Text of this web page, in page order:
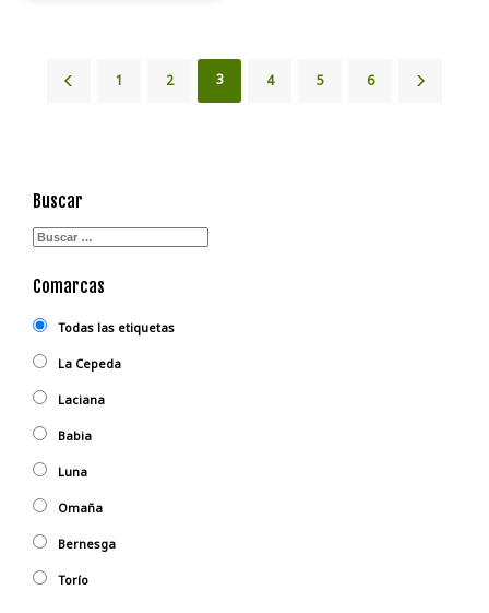
1 2 3 4 5 6
Buscar
Comarcas
Todas las etiquetas
La Cepeda
Laciana
Babia
Luna
Omaña
Bernesga
Torío